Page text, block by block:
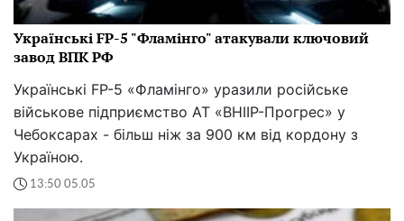
Українські FP-5 "Фламінго" атакували ключовий
завод ВПК РФ
Українські FP-5 «Фламінго» уразили російське
військове підприємство АТ «ВНІІР-Прогрес» у
Чебоксарах - більш ніж за 900 км від кордону з
Україною.
13:50 05.05